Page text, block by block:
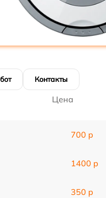
Контакты
Цена
700 р
1400 р
350 р